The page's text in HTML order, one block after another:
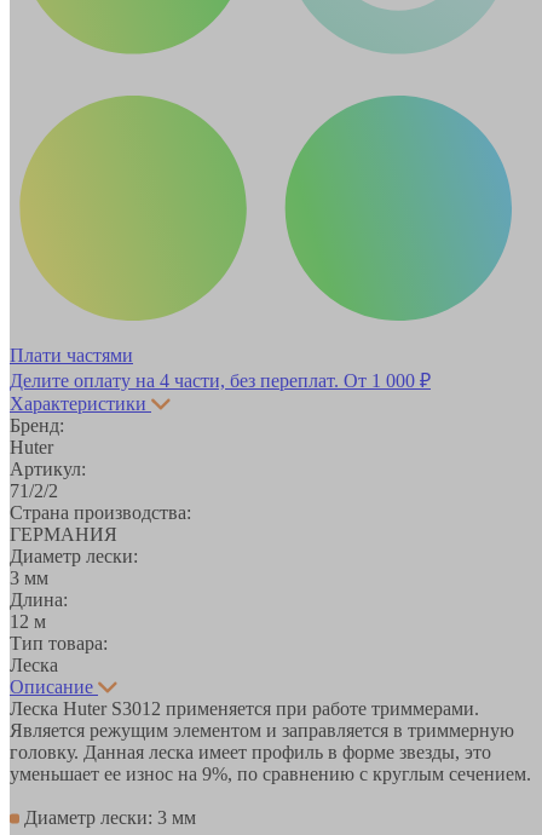
Плати частями
Делите оплату на 4 части, без переплат. От 1 000 ₽
Характеристики
Бренд:
Huter
Артикул:
71/2/2
Страна производства:
ГЕРМАНИЯ
Диаметр лески:
3 мм
Длина:
12 м
Тип товара:
Леска
Описание
Леска Huter S3012 применяется при работе триммерами.
Является режущим элементом и заправляется в триммерную
головку. Данная леска имеет профиль в форме звезды, это
уменьшает ее износ на 9%, по сравнению с круглым сечением.
Диаметр лески: 3 мм